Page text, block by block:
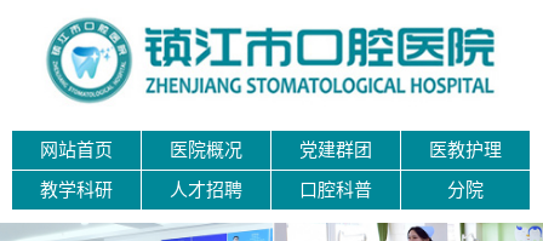
网站首页 医院概况 党建群团 医教护理
教学科研 人才招聘 口腔科普 分院